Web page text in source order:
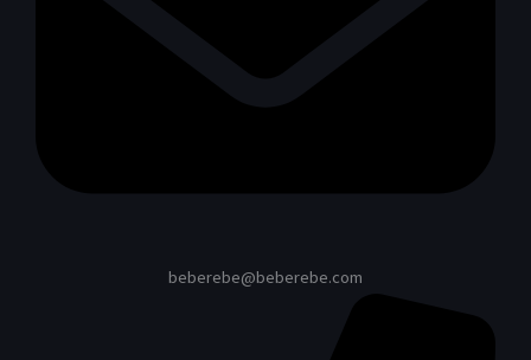
beberebe@beberebe.com